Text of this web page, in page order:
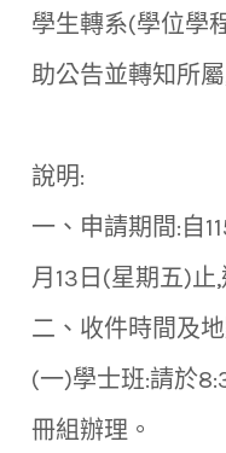
學生轉系(學位學
助公告並轉知所屬
說明:
一、申請期間:自
月13日(星期五)止
二、收件時間及
(一)學士班:請於
冊組辦理。